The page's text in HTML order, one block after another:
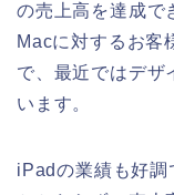
の売上高を達成で
Macに対するお客
で、最近ではデザ
います。
iPadの業績も好調